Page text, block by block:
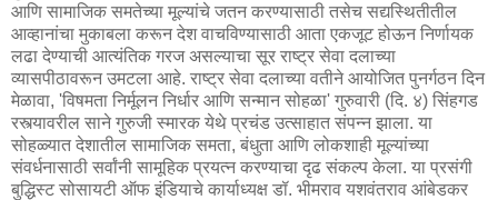
आणि सामाजिक समतेच्या मूल्यांचे जतन करण्यासाठी तसेच सद्यस्थितीतील
आव्हानांचा मुकाबला करून देश वाचविण्यासाठी आता एकजूट होऊन निर्णायक
लढा देण्याची आत्यंतिक गरज असल्याचा सूर राष्ट्र सेवा दलाच्या
व्यासपीठावरून उमटला आहे. राष्ट्र सेवा दलाच्या वतीने आयोजित पुनर्गठन दिन
मेळावा, 'विषमता निर्मूलन निर्धार आणि सन्मान सोहळा' गुरुवारी (दि. ४) सिंहगड
रस्त्यावरील साने गुरुजी स्मारक येथे प्रचंड उत्साहात संपन्न झाला. या
सोहळ्यात देशातील सामाजिक समता, बंधुता आणि लोकशाही मूल्यांच्या
संवर्धनासाठी सर्वांनी सामूहिक प्रयत्न करण्याचा दृढ संकल्प केला. या प्रसंगी
बुद्धिस्ट सोसायटी ऑफ इंडियाचे कार्याध्यक्ष डॉ. भीमराव यशवंतराव आंबेडकर